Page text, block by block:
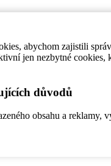
abychom zajistili
jen nezbytné
důvodů
obsahu a